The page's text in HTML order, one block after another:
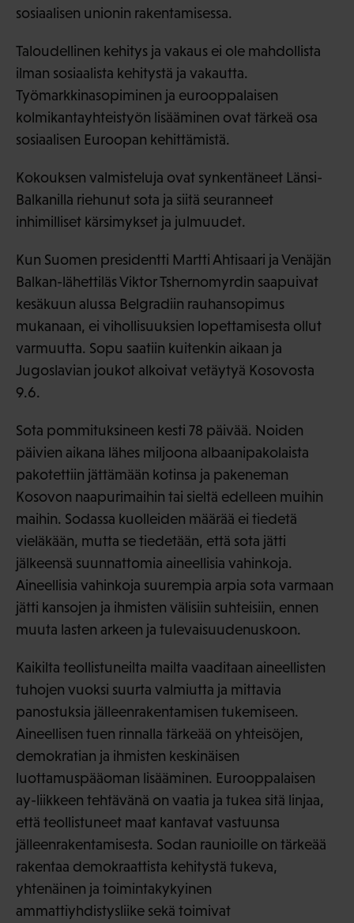
sosiaalisen unionin rakentamisessa.
Taloudellinen kehitys ja vakaus ei ole mahdollista
ilman sosiaalista kehitystä ja vakautta.
Työmarkkinasopiminen ja eurooppalaisen
kolmikantayhteistyön lisääminen ovat tärkeä osa
sosiaalisen Euroopan kehittämistä.
Kokouksen valmisteluja ovat synkentäneet Länsi-
Balkanilla riehunut sota ja siitä seuranneet
inhimilliset kärsimykset ja julmuudet.
Kun Suomen presidentti Martti Ahtisaari ja Venäjän
Balkan-lähettiläs Viktor Tshernomyrdin saapuivat
kesäkuun alussa Belgradiin rauhansopimus
mukanaan, ei vihollisuuksien lopettamisesta ollut
varmuutta. Sopu saatiin kuitenkin aikaan ja
Jugoslavian joukot alkoivat vetäytyä Kosovosta
9.6.
Sota pommituksineen kesti 78 päivää. Noiden
päivien aikana lähes miljoona albaanipakolaista
pakotettiin jättämään kotinsa ja pakeneman
Kosovon naapurimaihin tai sieltä edelleen muihin
maihin. Sodassa kuolleiden määrää ei tiedetä
vieläkään, mutta se tiedetään, että sota jätti
jälkeensä suunnattomia aineellisia vahinkoja.
Aineellisia vahinkoja suurempia arpia sota varmaan
jätti kansojen ja ihmisten välisiin suhteisiin, ennen
muuta lasten arkeen ja tulevaisuudenuskoon.
Kaikilta teollistuneilta mailta vaaditaan aineellisten
tuhojen vuoksi suurta valmiutta ja mittavia
panostuksia jälleenrakentamisen tukemiseen.
Aineellisen tuen rinnalla tärkeää on yhteisöjen,
demokratian ja ihmisten keskinäisen
luottamuspääoman lisääminen. Eurooppalaisen
ay-liikkeen tehtävänä on vaatia ja tukea sitä linjaa,
että teollistuneet maat kantavat vastuunsa
jälleenrakentamisesta. Sodan raunioille on tärkeää
rakentaa demokraattista kehitystä tukeva,
yhtenäinen ja toimintakykyinen
ammattiyhdistysliike sekä toimivat